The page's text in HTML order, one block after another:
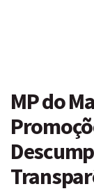
MP do